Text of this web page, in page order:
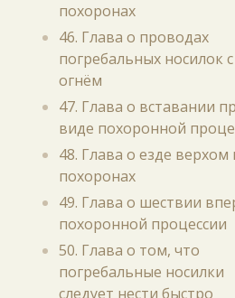
похоронах
46. Глава о проводах
погребальных носилок с
огнём
47. Глава о вставании
виде похоронной
48. Глава о езде верхом
похоронах
49. Глава о шествии
похоронной процессии
50. Глава о том, что
погребальные носилки
следует нести быстро